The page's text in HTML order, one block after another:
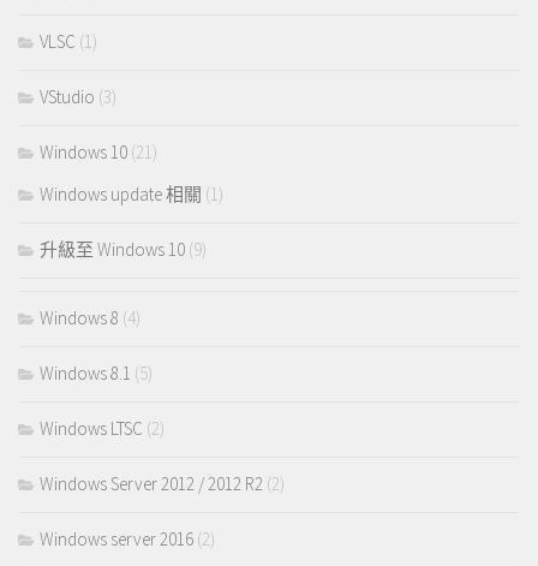
VLSC (1)
VStudio (3)
Windows 10 (21)
Windows update 相關 (1)
升級至 Windows 10 (9)
Windows 8 (4)
Windows 8.1 (5)
Windows LTSC (2)
Windows Server 2012 / 2012 R2 (2)
Windows server 2016 (2)